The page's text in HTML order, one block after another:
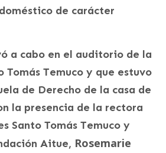
de carácter
a cabo en el auditorio de la
Tomás Temuco y que estuvo
de Derecho de la casa de
la presencia de la rectora
Santo Tomás Temuco y
Aitue, Rosemarie